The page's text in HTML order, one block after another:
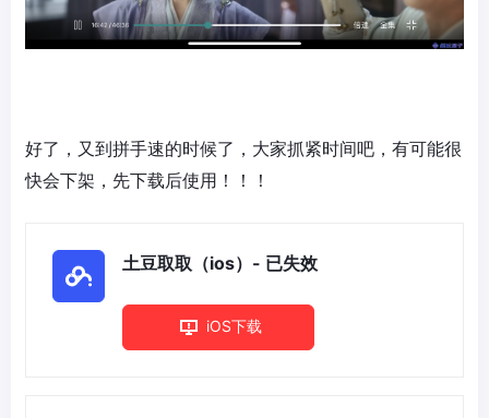
好了，又到拼手速的时候了，大家抓紧时间吧，有可能很
快会下架，先下载后使用！！！
土豆取取（ios）- 已失效
iOS下载